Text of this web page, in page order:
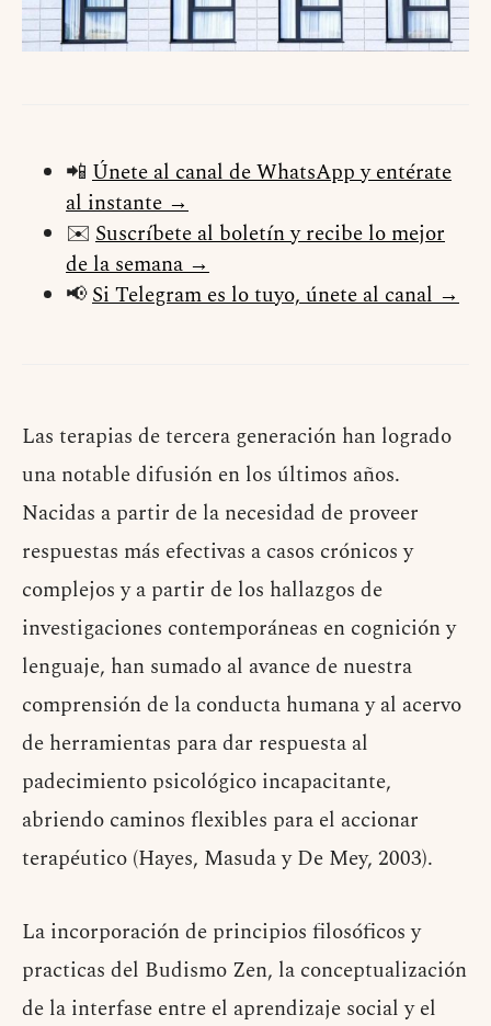
📲 Únete al canal de WhatsApp y entérate
al instante →
✉️ Suscríbete al boletín y recibe lo mejor
de la semana →
📢Si Telegram es lo tuyo, únete al canal →
Las terapias de tercera generación han logrado
una notable difusión en los últimos años.
Nacidas a partir de la necesidad de proveer
respuestas más efectivas a casos crónicos y
complejos y a partir de los hallazgos de
investigaciones contemporáneas en cognición y
lenguaje, han sumado al avance de nuestra
comprensión de la conducta humana y al acervo
de herramientas para dar respuesta al
padecimiento psicológico incapacitante,
abriendo caminos flexibles para el accionar
terapéutico (Hayes, Masuda y De Mey, 2003).
La incorporación de principios filosóficos y
practicas del Budismo Zen, la conceptualización
de la interfase entre el aprendizaje social y el